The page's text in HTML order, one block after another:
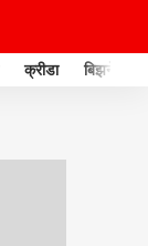
क्रीडा बिझनेस